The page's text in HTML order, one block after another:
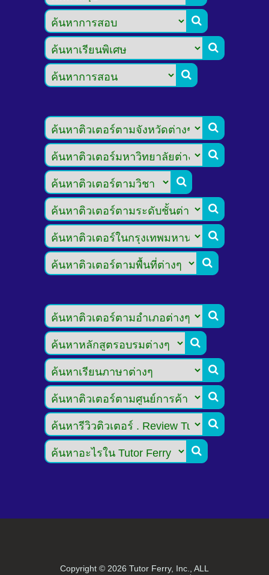















Copyright © 2026 Tutor Ferry, Inc., ALL